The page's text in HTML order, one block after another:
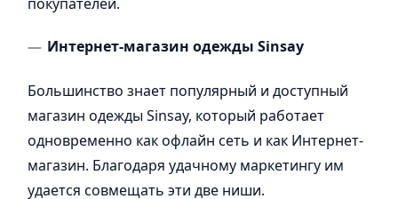
Интернет-магазин одежды Sinsay
Большинство знает популярный и доступный
магазин одежды Sinsay, который работает
одновременно как офлайн сеть и как Интернет-
магазин. Благодаря удачному маркетингу им
удается совмещать эти две ниши.